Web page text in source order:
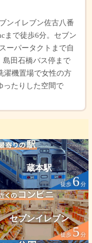
ンイレブン佐古八番
まで徒歩6分。セブン
ーパータクトまで自
島田石橋バス停まで
濯機置場で女性の方
ったりした空間で
蔵本駅
徒歩6分
セブンイレブン
徒歩5分